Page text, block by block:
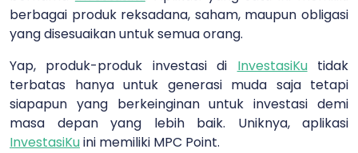
berbagai produk reksadana, saham, maupun obligasi
yang disesuaikan untuk semua orang.
Yap, produk-produk investasi di InvestasiKutidak
terbatas hanya untuk generasi muda saja tetapi
siapapun yang berkeinginan untuk investasi demi
masa depan yang lebih baik. Uniknya, aplikasi
InvestasiKuini memiliki MPC Point.